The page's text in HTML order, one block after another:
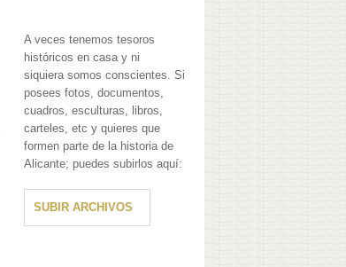
A veces tenemos tesoros
históricos en casa y ni
siquiera somos conscientes. Si
posees fotos, documentos,
cuadros, esculturas, libros,
carteles, etc y quieres que
formen parte de la historia de
Alicante; puedes subirlos aquí:
SUBIR ARCHIVOS